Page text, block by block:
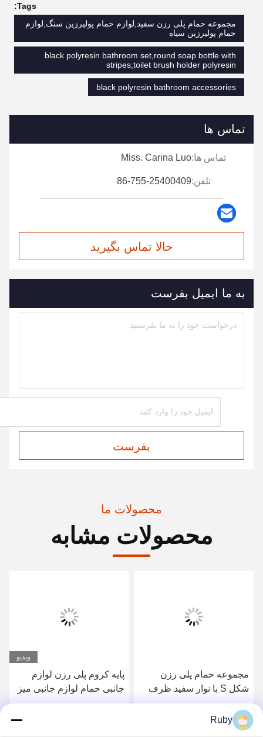
Tags:
مجموعه حمام پلی رزن سفید,لوازم حمام پولیرزین سنگ,لوازم
حمام پولیرزین سیاه
black polyresin bathroom set,round soap bottle with
stripes,toilet brush holder polyresin
black polyresin bathroom accessories
تماس ها
تماس ها:Miss. Carina Luo
تلفن:86-755-25400409
حالا تماس بگیرید
به ما ایمیل بفرست
بفرست
محصولات ما
محصولات مشابه
مجموعه حمام پلی رزن
شکل S با نوار سفید ظرف
صابون سفید 14 X 10.1 X
3.1 H سانتی متر
بهترین قیمت رو بدست بیار
ویدیو
پایه کروم پلی رزن لوازم
جانبی حمام لوازم جانبی میز
حمام با رزین آبی روشن
بهترین قیمت رو بدست بیار
Ruby